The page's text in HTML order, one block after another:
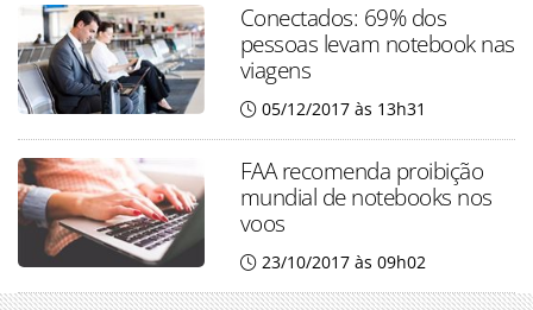
Conectados: 69% dos
pessoas levam notebook nas
viagens
05/12/2017 às 13h31
FAA recomenda proibição
mundial de notebooks nos
voos
23/10/2017 às 09h02